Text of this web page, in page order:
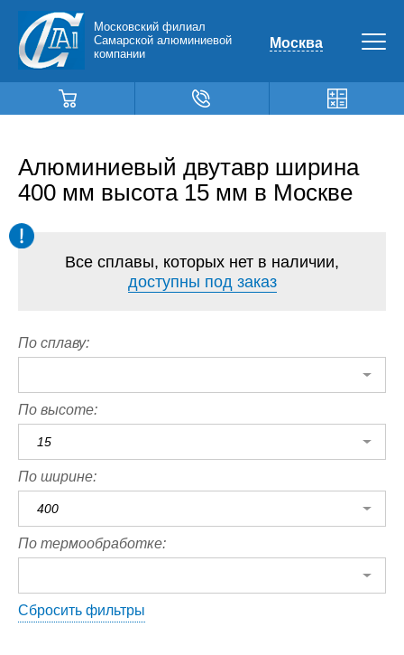
Московский филиал
Самарской алюминиевой
компании
Москва
Алюминиевый двутавр ширина
400 мм высота 15 мм в Москве
Все сплавы, которых нет в наличии,
доступны под заказ
По сплаву:
По высоте:
15
По ширине:
400
По термообработке:
Сбросить фильтры